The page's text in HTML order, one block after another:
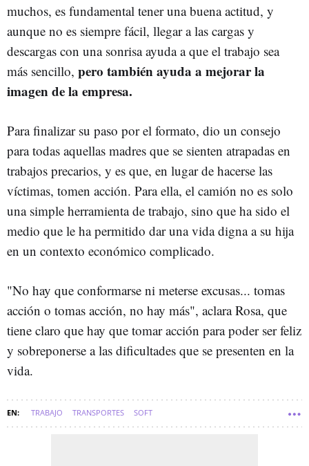
muchos, es fundamental tener una buena actitud, y
aunque no es siempre fácil, llegar a las cargas y
descargas con una sonrisa ayuda a que el trabajo sea
más sencillo, pero también ayuda a mejorar la
imagen de la empresa.
Para finalizar su paso por el formato, dio un consejo
para todas aquellas madres que se sienten atrapadas en
trabajos precarios, y es que, en lugar de hacerse las
víctimas, tomen acción. Para ella, el camión no es solo
una simple herramienta de trabajo, sino que ha sido el
medio que le ha permitido dar una vida digna a su hija
en un contexto económico complicado.
"No hay que conformarse ni meterse excusas... tomas
acción o tomas acción, no hay más", aclara Rosa, que
tiene claro que hay que tomar acción para poder ser feliz
y sobreponerse a las dificultades que se presenten en la
vida.
TRABAJO TRANSPORTES SOFT